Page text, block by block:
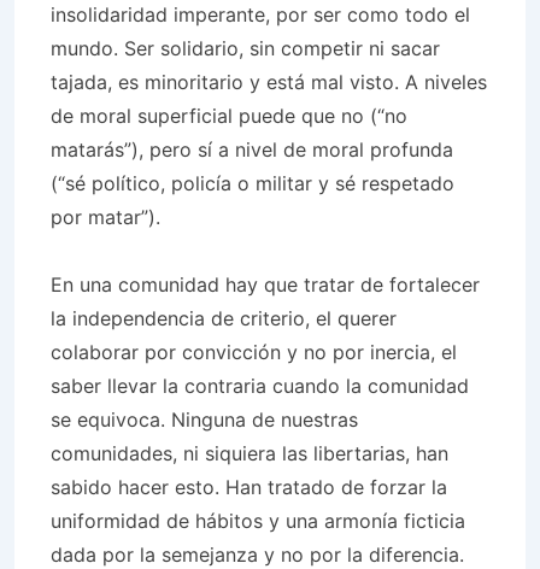
insolidaridad imperante, por ser como todo el
mundo. Ser solidario, sin competir ni sacar
tajada, es minoritario y está mal visto. A niveles
de moral superficial puede que no (“no
matarás”), pero sí a nivel de moral profunda
(“sé político, policía o militar y sé respetado
por matar”).
En una comunidad hay que tratar de fortalecer
la independencia de criterio, el querer
colaborar por convicción y no por inercia, el
saber llevar la contraria cuando la comunidad
se equivoca. Ninguna de nuestras
comunidades, ni siquiera las libertarias, han
sabido hacer esto. Han tratado de forzar la
uniformidad de hábitos y una armonía ficticia
dada por la semejanza y no por la diferencia.